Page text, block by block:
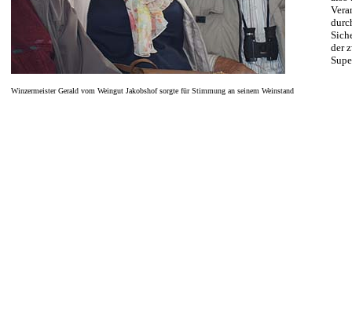
Winzermeister Gerald vom Weingut Jakobshof sorgte für Stimmung an seinem Weinstand
der